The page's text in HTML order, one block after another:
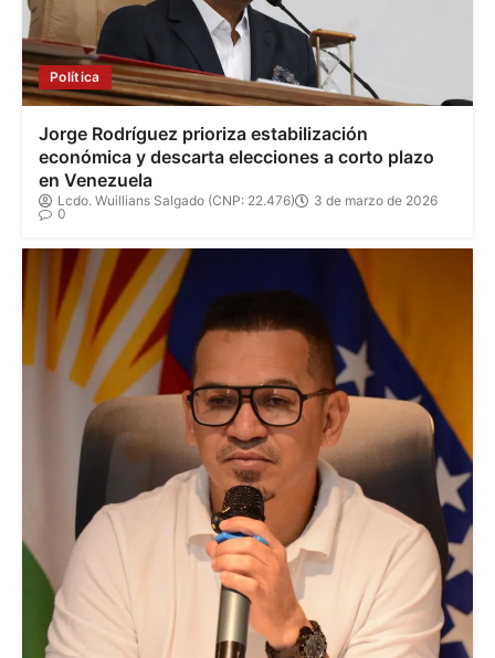
Política
Jorge Rodríguez prioriza estabilización
económica y descarta elecciones a corto plazo
en Venezuela
Lcdo. Wuillians Salgado (CNP: 22.476)
3 de marzo de 2026
0